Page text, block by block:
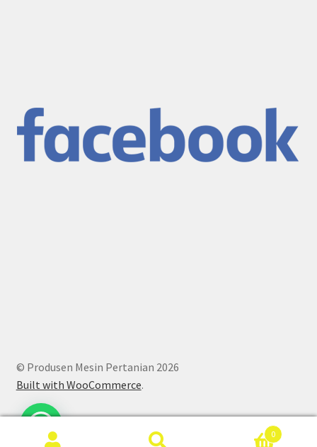
© Produsen Mesin Pertanian 2026
Built with WooCommerce.
0